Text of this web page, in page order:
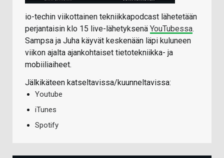
io-techin viikottainen tekniikkapodcast lähetetään
perjantaisin klo 15 live-lähetyksenä YouTubessa.
Sampsa ja Juha käyvät keskenään läpi kuluneen
viikon ajalta ajankohtaiset tietotekniikka- ja
mobiiliaiheet.
Jälkikäteen katseltavissa/kuunneltavissa:
Youtube
iTunes
Spotify